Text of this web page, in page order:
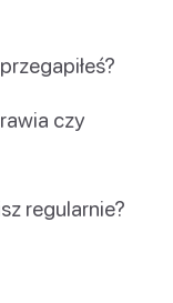
czy
regularnie?